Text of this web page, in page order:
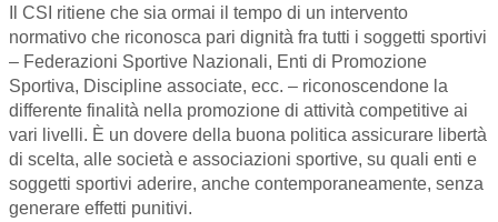
Il CSI ritiene che sia ormai il tempo di un intervento
normativo che riconosca pari dignità fra tutti i soggetti sportivi
– Federazioni Sportive Nazionali, Enti di Promozione
Sportiva, Discipline associate, ecc. – riconoscendone la
differente finalità nella promozione di attività competitive ai
vari livelli. È un dovere della buona politica assicurare libertà
di scelta, alle società e associazioni sportive, su quali enti e
soggetti sportivi aderire, anche contemporaneamente, senza
generare effetti punitivi.